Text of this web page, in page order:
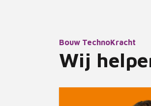
Bouw TechnoKracht
Wij